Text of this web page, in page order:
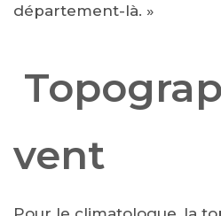
département-là. »
vent